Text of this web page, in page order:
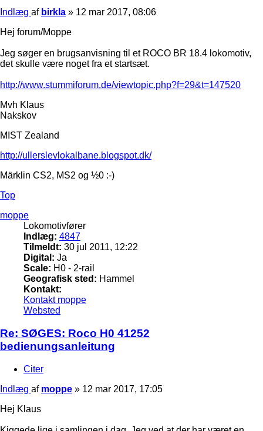
Indlæg af birkla » 12 mar 2017, 08:06
Hej forum/Moppe
Jeg søger en brugsanvisning til et ROCO BR 18.4 lokomotiv,
det skulle være noget fra et startsæt.
http://www.stummiforum.de/viewtopic.php?f=29&t=147520
Mvh Klaus
Nakskov
MIST Zealand
http://ullerslevlokalbane.blogspot.dk/
Märklin CS2, MS2 og ½0 :-)
Top
moppe
Lokomotivfører
Indlæg: 4847
Tilmeldt: 30 jul 2011, 12:22
Digital: Ja
Scale: H0 - 2-rail
Geografisk sted: Hammel
Kontakt:
Kontakt moppe
Websted
Re: SØGES: Roco H0 41252
bedienungsanleitung
Citer
Indlæg af moppe » 12 mar 2017, 17:05
Hej Klaus